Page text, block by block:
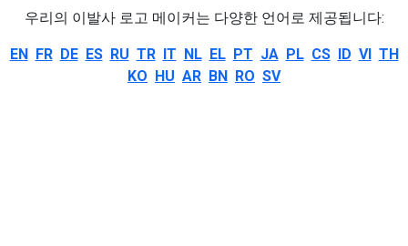
우리의 이발사 로고 메이커는 다양한 언어로 제공됩니다:
EN FR DE ES RU TR IT NL EL PT JA PL CS ID VI TH
KO HU AR BN RO SV